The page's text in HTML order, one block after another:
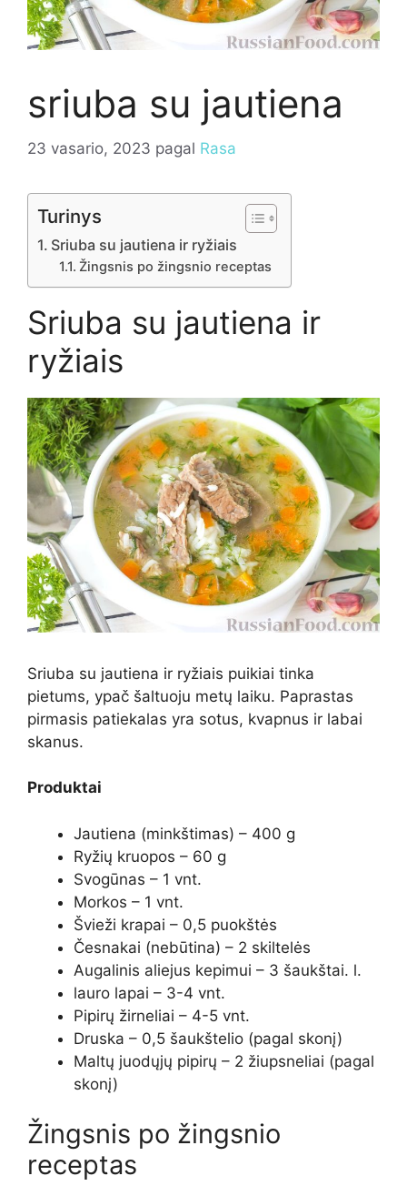
sriuba su jautiena
23 vasario, 2023 pagal Rasa
Turinys
Sriuba su jautiena ir ryžiais
Žingsnis po žingsnio receptas
Sriuba su jautiena ir
ryžiais
Sriuba su jautiena ir ryžiais puikiai tinka
pietums, ypač šaltuoju metų laiku. Paprastas
pirmasis patiekalas yra sotus, kvapnus ir labai
skanus.
Produktai
Jautiena (minkštimas) – 400 g
Ryžių kruopos – 60 g
Svogūnas – 1 vnt.
Morkos – 1 vnt.
Švieži krapai – 0,5 puokštės
Česnakai (nebūtina) – 2 skiltelės
Augalinis aliejus kepimui – 3 šaukštai. l.
lauro lapai – 3-4 vnt.
Pipirų žirneliai – 4-5 vnt.
Druska – 0,5 šaukštelio (pagal skonį)
Maltų juodųjų pipirų – 2 žiupsneliai (pagal
skonį)
Žingsnis po žingsnio
receptas